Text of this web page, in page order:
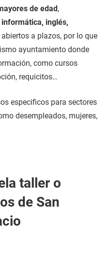
de edad,
informática, inglés,
a plazos, por lo que
ayuntamiento donde
como cursos
requicitos…
especificos para sectores
desempleados, mujeres,
taller o
de San